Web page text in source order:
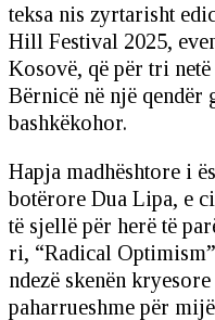
teksa nis zyrtarisht
Hill Festival 2025,
Kosovë, që për tri
Bërnicë në një qendër
bashkëkohor.
Hapja madhështore i
botërore Dua Lipa, e
të sjellë për herë të
ri, “Radical
ndezë skenën
paharrueshme për